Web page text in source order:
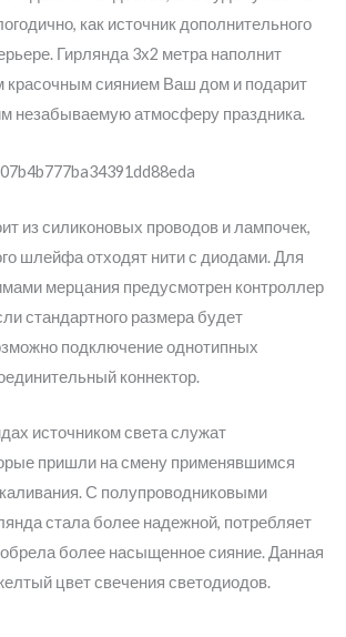
как источник дополнительного
Гирлянда 3х2 метра наполнит
красочным сиянием Ваш дом и подарит
незабываемую атмосферу праздника.
из силиконовых проводов и лампочек,
шлейфа отходят нити с диодами. Для
мерцания предусмотрен контроллер
стандартного размера будет
подключение однотипных
коннектор.
источником света служат
пришли на смену применявшимся
С полупроводниковыми
стала более надежной, потребляет
более насыщенное сияние. Данная
цвет свечения светодиодов.